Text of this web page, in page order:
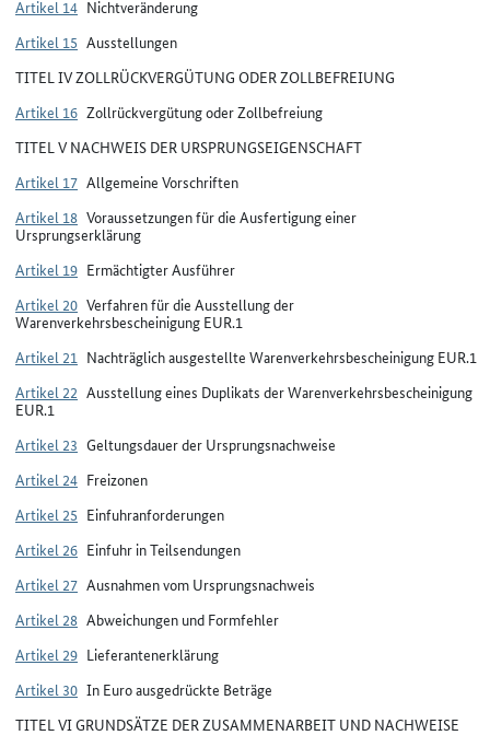
Artikel 14 Nichtveränderung
Artikel 15 Ausstellungen
TITEL IV ZOLLRÜCKVERGÜTUNG ODER ZOLLBEFREIUNG
Artikel 16 Zollrückvergütung oder Zollbefreiung
TITEL V NACHWEIS DER URSPRUNGSEIGENSCHAFT
Artikel 17 Allgemeine Vorschriften
Artikel 18 Voraussetzungen für die Ausfertigung einer
Ursprungserklärung
Artikel 19 Ermächtigter Ausführer
Artikel 20 Verfahren für die Ausstellung der
Warenverkehrsbescheinigung EUR.1
Artikel 21 Nachträglich ausgestellte Warenverkehrsbescheinigung EUR.1
Artikel 22 Ausstellung eines Duplikats der Warenverkehrsbescheinigung
EUR.1
Artikel 23 Geltungsdauer der Ursprungsnachweise
Artikel 24 Freizonen
Artikel 25 Einfuhranforderungen
Artikel 26 Einfuhr in Teilsendungen
Artikel 27 Ausnahmen vom Ursprungsnachweis
Artikel 28 Abweichungen und Formfehler
Artikel 29 Lieferantenerklärung
Artikel 30 In Euro ausgedrückte Beträge
TITEL VI GRUNDSÄTZE DER ZUSAMMENARBEIT UND NACHWEISE